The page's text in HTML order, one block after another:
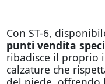
Con ST-6,
punti vendita
ribadisce il proprio
calzature che